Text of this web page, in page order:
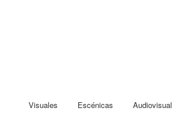
Visuales Escénicas Audiovisual